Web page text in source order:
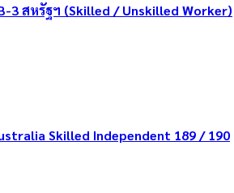
3 สหรัฐฯ (Skilled / Unskilled Worker)
Skilled Independent 189 / 190